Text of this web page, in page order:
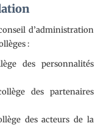
d’administration
:
des personnalités
des partenaires
des acteurs de la